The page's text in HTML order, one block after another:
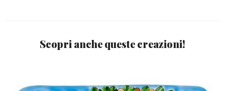
Scopri anche queste creazioni!